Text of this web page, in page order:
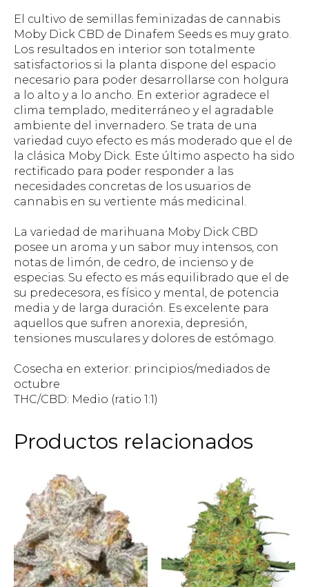
El cultivo de semillas feminizadas de cannabis
Moby Dick CBD de Dinafem Seeds es muy grato.
Los resultados en interior son totalmente
satisfactorios si la planta dispone del espacio
necesario para poder desarrollarse con holgura
a lo alto y a lo ancho. En exterior agradece el
clima templado, mediterráneo y el agradable
ambiente del invernadero. Se trata de una
variedad cuyo efecto es más moderado que el de
la clásica Moby Dick. Este último aspecto ha sido
rectificado para poder responder a las
necesidades concretas de los usuarios de
cannabis en su vertiente más medicinal.
La variedad de marihuana Moby Dick CBD
posee un aroma y un sabor muy intensos, con
notas de limón, de cedro, de incienso y de
especias. Su efecto es más equilibrado que el de
su predecesora, es físico y mental, de potencia
media y de larga duración. Es excelente para
aquellos que sufren anorexia, depresión,
tensiones musculares y dolores de estómago.
Cosecha en exterior: principios/mediados de
octubre
THC/CBD: Medio (ratio 1:1)
Productos relacionados